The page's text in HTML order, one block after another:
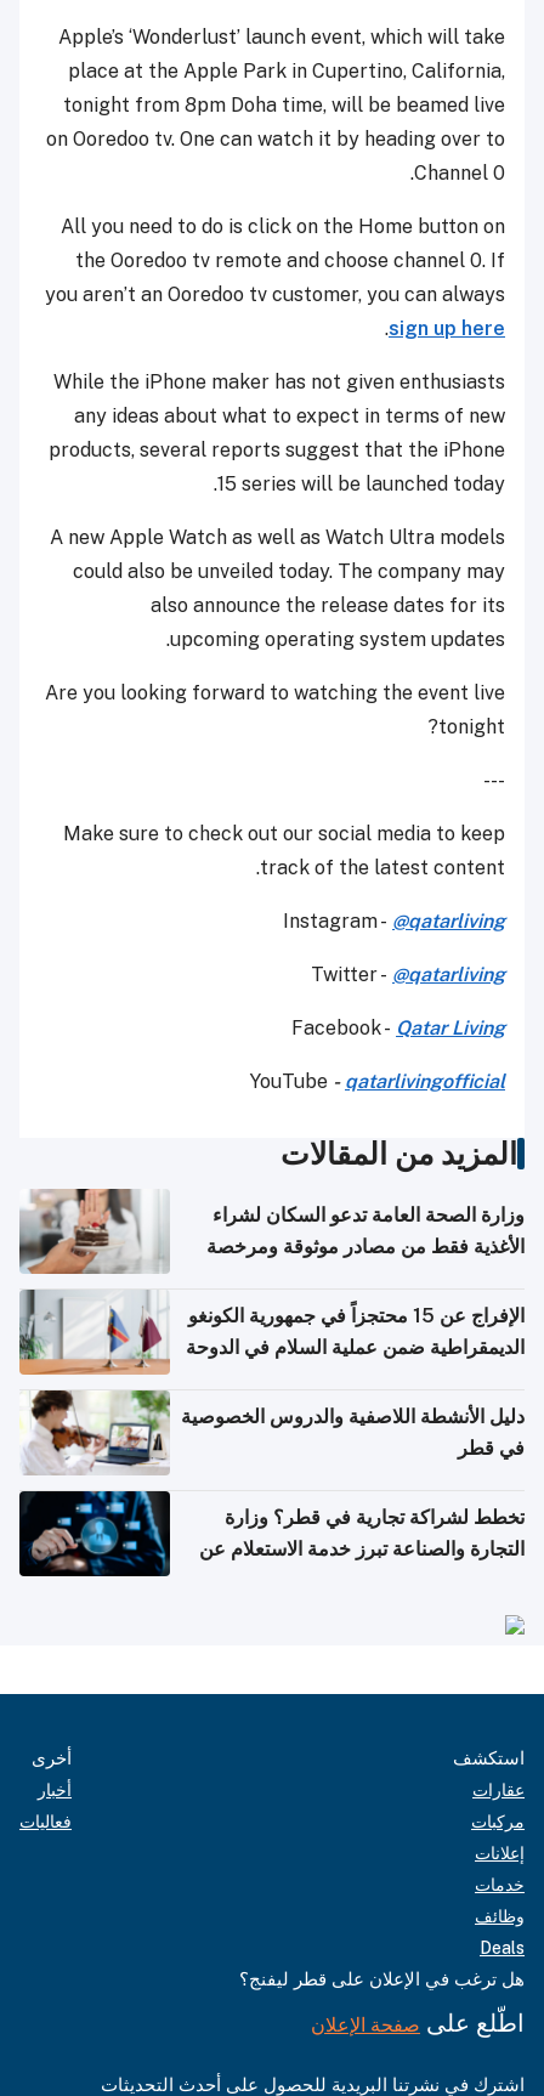
Apple’s ‘Wonderlust’ launch event, which will take
place at the Apple Park in Cupertino, California,
tonight from 8pm Doha time, will be beamed live
on Ooredoo tv. One can watch it by heading over to
Channel 0.
All you need to do is click on the Home button on
the Ooredoo tv remote and choose channel 0. If
you aren’t an Ooredoo tv customer, you can always
sign up here
.
While the iPhone maker has not given enthusiasts
any ideas about what to expect in terms of new
products, several reports suggest that the iPhone
15 series will be launched today.
A new Apple Watch as well as Watch Ultra models
could also be unveiled today. The company may
also announce the release dates for its
upcoming operating system updates.
Are you looking forward to watching the event live
tonight?
---
Make sure to check out our social media to keep
track of the latest content.
Instagram - @qatarliving
Twitter - @qatarliving
Facebook - Qatar Living
YouTube - qatarlivingofficial
المزيد من المقالات
وزارة الصحة العامة تدعو السكان لشراء
الأغذية فقط من مصادر موثوقة ومرخصة
الإفراج عن 15 محتجزاً في جمهورية الكونغو
الديمقراطية ضمن عملية السلام في الدوحة
دليل الأنشطة اللاصفية والدروس الخصوصية
في قطر
تخطط لشراكة تجارية في قطر؟ وزارة
التجارة والصناعة تبرز خدمة الاستعلام عن
استكشف
عقارات
مركبات
إعلانات
خدمات
وظائف
Deals
أخرى
أخبار
فعاليات
هل ترغب في الإعلان على قطر ليفنج؟
اطّلع على صفحة الإعلان
اشترك في نشرتنا البريدية للحصول على أحدث التحديثات